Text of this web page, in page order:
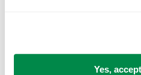
Yes,
大多数用户都会先从几个工具